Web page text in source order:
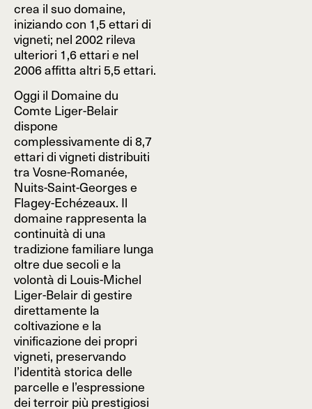
crea il suo domaine,
iniziando con 1,5 ettari di
vigneti; nel 2002 rileva
ulteriori 1,6 ettari e nel
2006 affitta altri 5,5 ettari.
Oggi il Domaine du
Comte Liger-Belair
dispone
complessivamente di 8,7
ettari di vigneti distribuiti
tra Vosne-Romanée,
Nuits-Saint-Georges e
Flagey-Echézeaux. Il
domaine rappresenta la
continuità di una
tradizione familiare lunga
oltre due secoli e la
volontà di Louis-Michel
Liger-Belair di gestire
direttamente la
coltivazione e la
vinificazione dei propri
vigneti, preservando
l’identità storica delle
parcelle e l’espressione
dei terroir più prestigiosi